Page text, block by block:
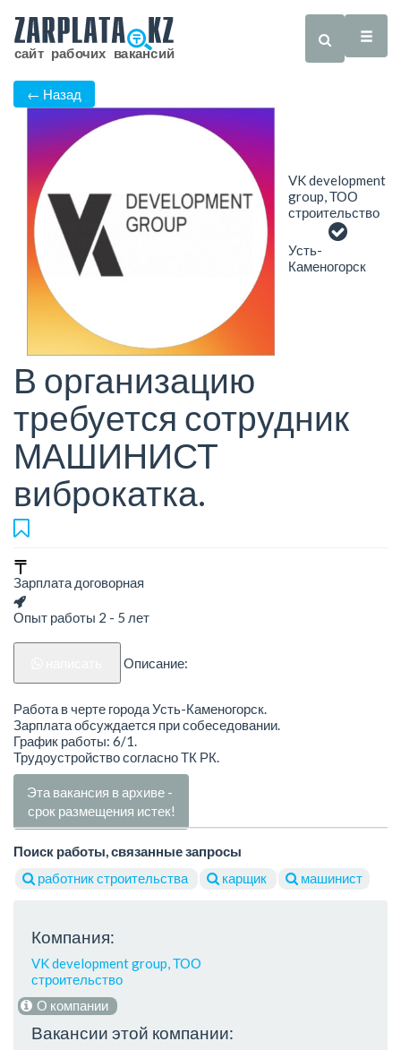
← Назад
VK development
group, ТОО
строительство
Усть-
Каменогорск
В организацию
требуется сотрудник
МАШИНИСТ
виброкатка.
Зарплата договорная
Опыт работы 2 - 5 лет
Описание:
Работа в черте города Усть-Каменогорск.
Зарплата обсуждается при собеседовании.
График работы: 6/1.
Трудоустройство согласно ТК РК.
Эта вакансия в архиве -
срок размещения истек!
Поиск работы, связанные запросы
работник строительства
карщик машинист
Компания:
VK development group, ТОО
строительство
О компании
Вакансии этой компании: